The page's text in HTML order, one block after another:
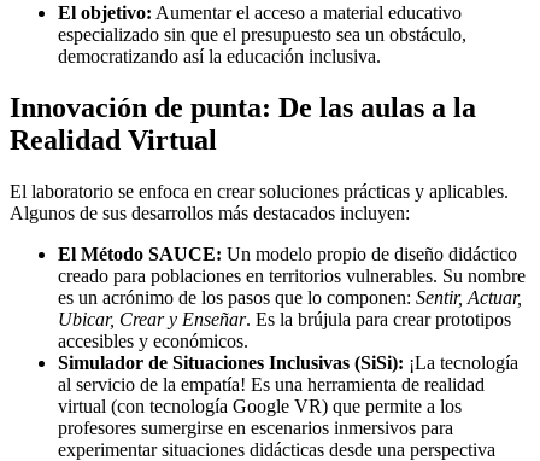
El objetivo: Aumentar el acceso a material educativo
especializado sin que el presupuesto sea un obstáculo,
democratizando así la educación inclusiva.
Innovación de punta: De las aulas a la
Realidad Virtual
El laboratorio se enfoca en crear soluciones prácticas y aplicables.
Algunos de sus desarrollos más destacados incluyen:
El Método SAUCE: Un modelo propio de diseño didáctico
creado para poblaciones en territorios vulnerables. Su nombre
es un acrónimo de los pasos que lo componen: Sentir, Actuar,
Ubicar, Crear y Enseñar. Es la brújula para crear prototipos
accesibles y económicos.
Simulador de Situaciones Inclusivas (SiSi): ¡La tecnología
al servicio de la empatía! Es una herramienta de realidad
virtual (con tecnología Google VR) que permite a los
profesores sumergirse en escenarios inmersivos para
experimentar situaciones didácticas desde una perspectiva